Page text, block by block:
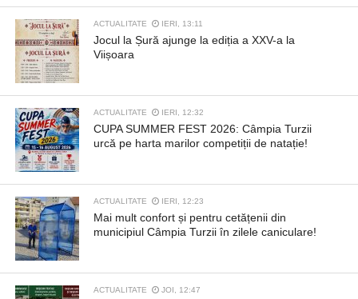
ACTUALITATE IERI, 13:11
Jocul la Șură ajunge la ediția a XXV-a la
Viișoara
ACTUALITATE IERI, 12:32
CUPA SUMMER FEST 2026: Câmpia Turzii
urcă pe harta marilor competiții de natație!
ACTUALITATE IERI, 12:23
Mai mult confort și pentru cetățenii din
municipiul Câmpia Turzii în zilele caniculare!
ACTUALITATE JOI, 12:47